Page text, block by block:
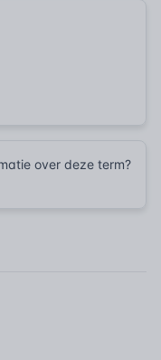
over deze term?